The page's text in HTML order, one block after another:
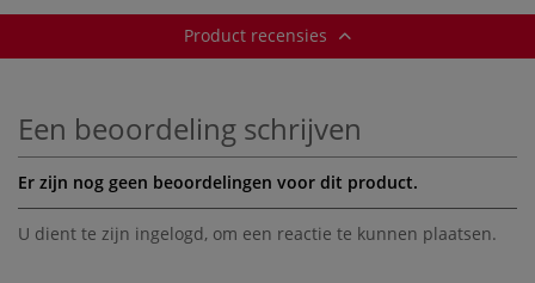
Product recensies
Een beoordeling schrijven
Er zijn nog geen beoordelingen voor dit product.
U dient te zijn ingelogd, om een reactie te kunnen plaatsen.